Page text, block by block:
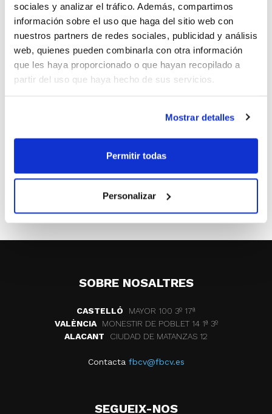
sociales y analizar el tráfico. Además, compartimos
información sobre el uso que haga del sitio web con
nuestros partners de redes sociales, publicidad y análisis
web, quienes pueden combinarla con otra información
que les haya proporcionado o que hayan recopilado a
partir del uso que haya hecho de sus servicios.
Mostrar detalles
Permitir todas
Personalizar
Publicados los calendarios de la 2ª Fase de los Juegos
Deportivos Municipales del Ayuntamiento de Valencia
en las categorías Alevín y Benjamín.
próximo fin de semana del 10-11 de enero.
Sistema de Competición FDM Valencia
Calendarios disponibles enwww.fbcv.es
SOBRE NOSALTRES
CASTELLÓ
MAYOR 100 3º 17ª
VALÈNCIA
MONESTIR DE POBLET 14 1ª 3º
ALACANT
CIUDAD DE MATANZAS 12
Contacta fbcv@fbcv.es
SEGUEIX-NOS